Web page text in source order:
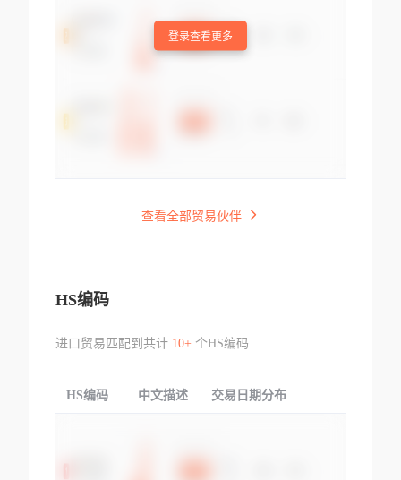
登录查看更多
查看全部贸易伙伴
HS编码
进口贸易匹配到共计 10+个HS编码
HS编码 中文描述 交易日期分布